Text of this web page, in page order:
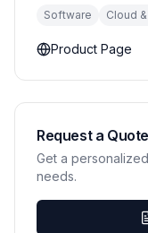
Software Cloud
Product Page
Request a Quote
Get a
needs.